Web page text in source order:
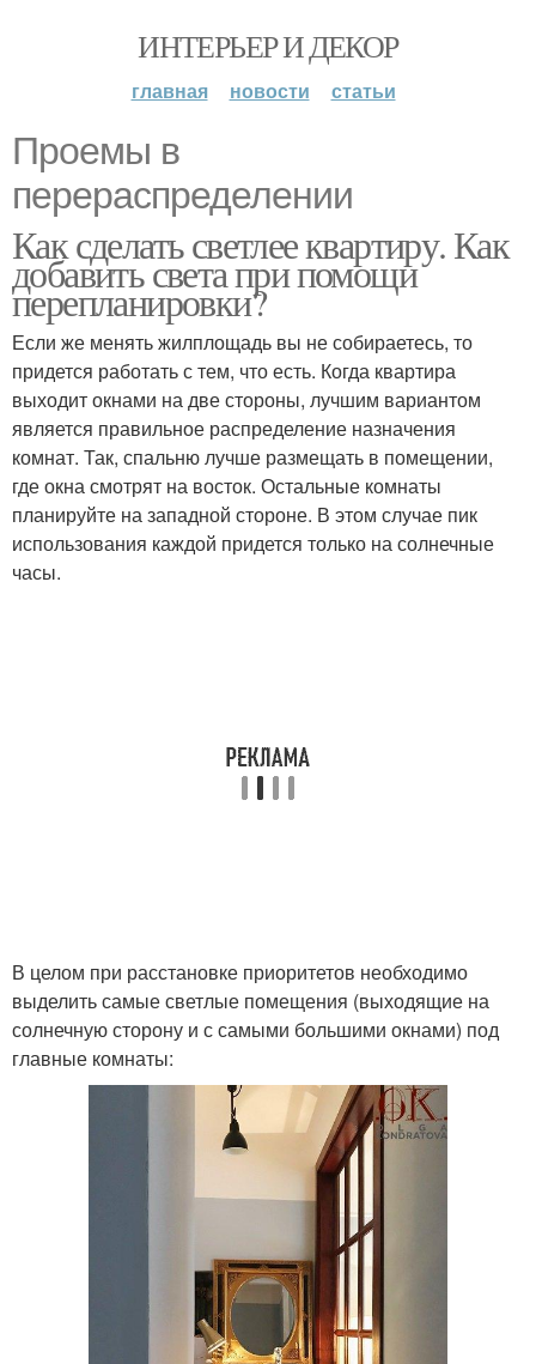
ИНТЕРЬЕР И ДЕКОР
главная новости статьи
Проемы в
перераспределении
Как сделать светлее квартиру. Как
добавить света при помощи
перепланировки?
Если же менять жилплощадь вы не собираетесь, то
придется работать с тем, что есть. Когда квартира
выходит окнами на две стороны, лучшим вариантом
является правильное распределение назначения
комнат. Так, спальню лучше размещать в помещении,
где окна смотрят на восток. Остальные комнаты
планируйте на западной стороне. В этом случае пик
использования каждой придется только на солнечные
часы.
В целом при расстановке приоритетов необходимо
выделить самые светлые помещения (выходящие на
солнечную сторону и с самыми большими окнами) под
главные комнаты: